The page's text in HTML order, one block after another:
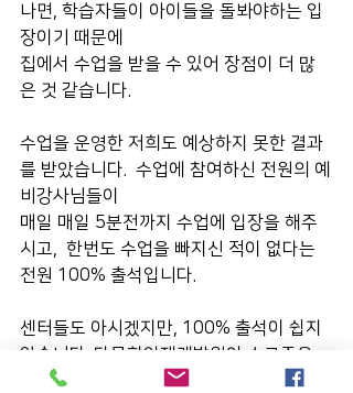
나면, 학습자들이 아이들을 돌봐야하는 입
장이기 때문에
집에서 수업을 받을 수 있어 장점이 더 많
은 것 같습니다.
수업을 운영한 저희도 예상하지 못한 결과
를 받았습니다.  수업에 참여하신 전원의 예
비강사님들이
매일 매일 5분전까지 수업에 입장을 해주
시고,  한번도 수업을 빠지신 적이 없다는
전원 100% 출석입니다.
센터들도 아시겠지만, 100% 출석이 쉽지
않습니다. 다문화인재개발원이 수료증을
발급할 때에도